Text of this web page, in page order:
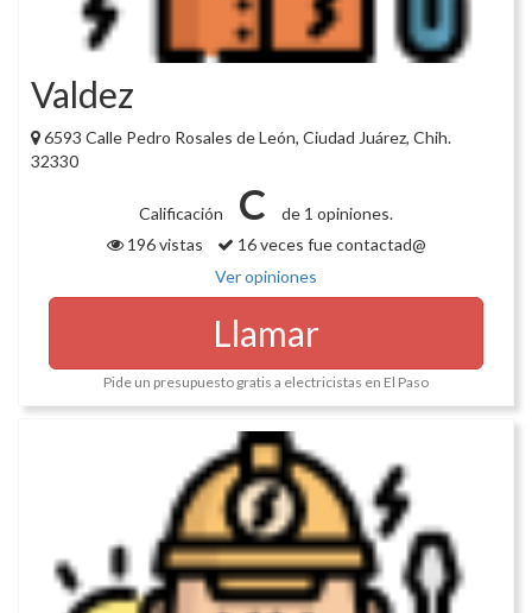
Valdez
6593 Calle Pedro Rosales de León, Ciudad Juárez, Chih.
32330
Calificación C
de 1 opiniones.
196 vistas
16 veces fue contactad@
Ver opiniones
Llamar
Pide un presupuesto gratis a electricistas en El Paso